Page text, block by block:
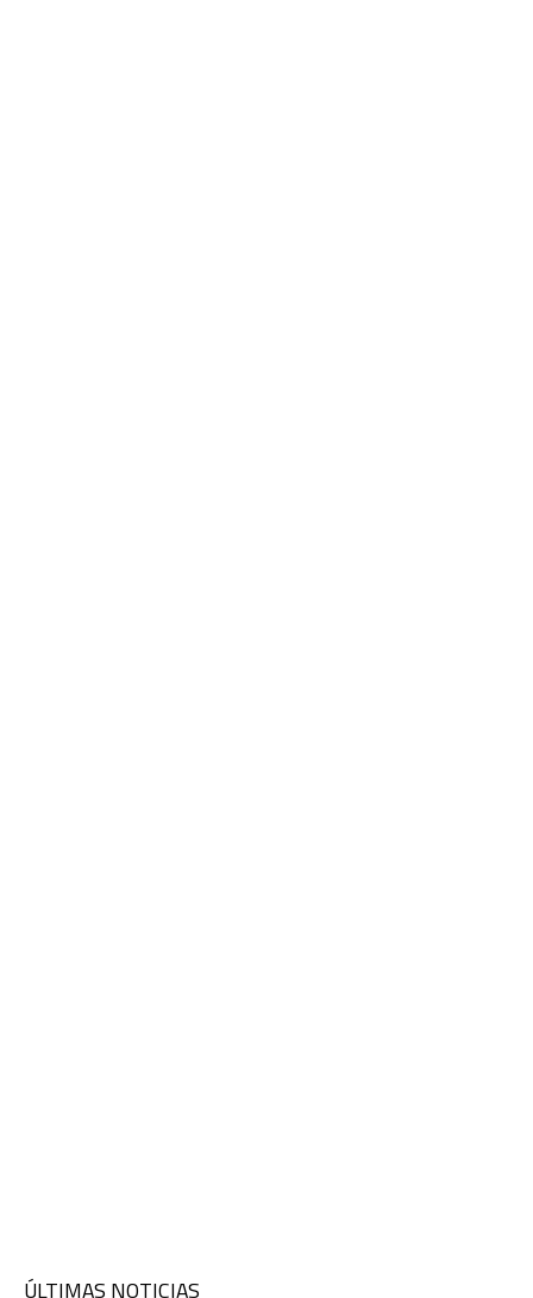
ÚLTIMAS NOTICIAS